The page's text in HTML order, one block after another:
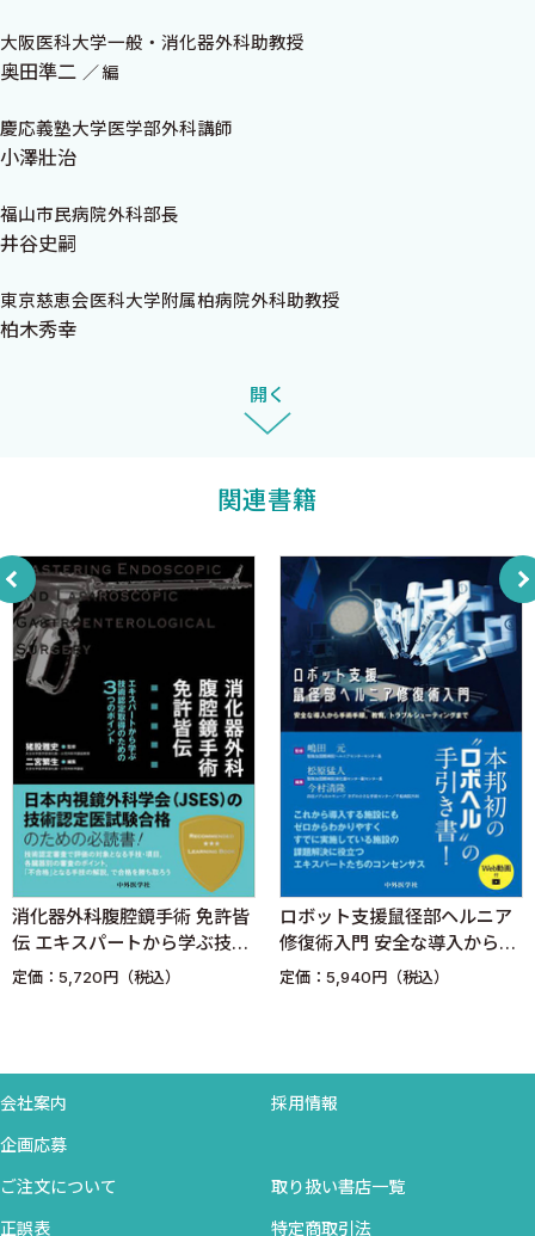
Ｈ．おわりに
3 直腸S状部SM癌に対する腹腔鏡下前方切除術 D2郭清
田中慶太朗 奥田準二 近藤圭策 茅野 新 浅井慶子 山本
Ａ．はじめに
Ｂ．術前処置
Ｄ．エネルギー源の選択
Ｅ．体位とモニター・チームの配置
Ｊ．S状結腸間膜の展開と内側アプローチの開始点
Ｌ．腸間膜と腸管の剥離・授動
Ｍ．上部直腸の剥離・授動
Ｎ．下部直腸の剥離・授動
Ｏ．直腸切離
Ｐ．切除標本の摘出と腸吻合
4 直腸S状部進行癌に対する前方切除 D3郭清
猪股雅史 衛藤 剛 森山初男 安田一弘 白石憲男 北野正
Ｂ．術前準備
Ｃ．トロッカー挿入
Ｄ．S状結腸・直腸の術野展開
Ｈ．直腸の剥離・授動（TSME）
Ｉ．直腸間膜処理
Ｊ．経肛門的腸管内洗浄
大阪医科大学一般・消化器外科助教授
奥田準二 編
慶応義塾大学医学部外科講師
小澤壯治
福山市民病院外科部長
井谷史嗣
東京慈恵会医科大学附属柏病院外科助教授
柏木秀幸
開く
関連書籍
消化器外科腹腔鏡手術 免許皆
伝 エキスパートから学ぶ技術
認定取得のための3つのポイン
定価：5,720円（税込）
ロボット支援鼠径部ヘルニア
修復術入門 安全な導入から手
術手順，教育，トラブルシュ
定価：5,940円（税込）
会社案内 採用情報
企画応募
ご注文について 取り扱い書店一覧
正誤表 特定商取引法